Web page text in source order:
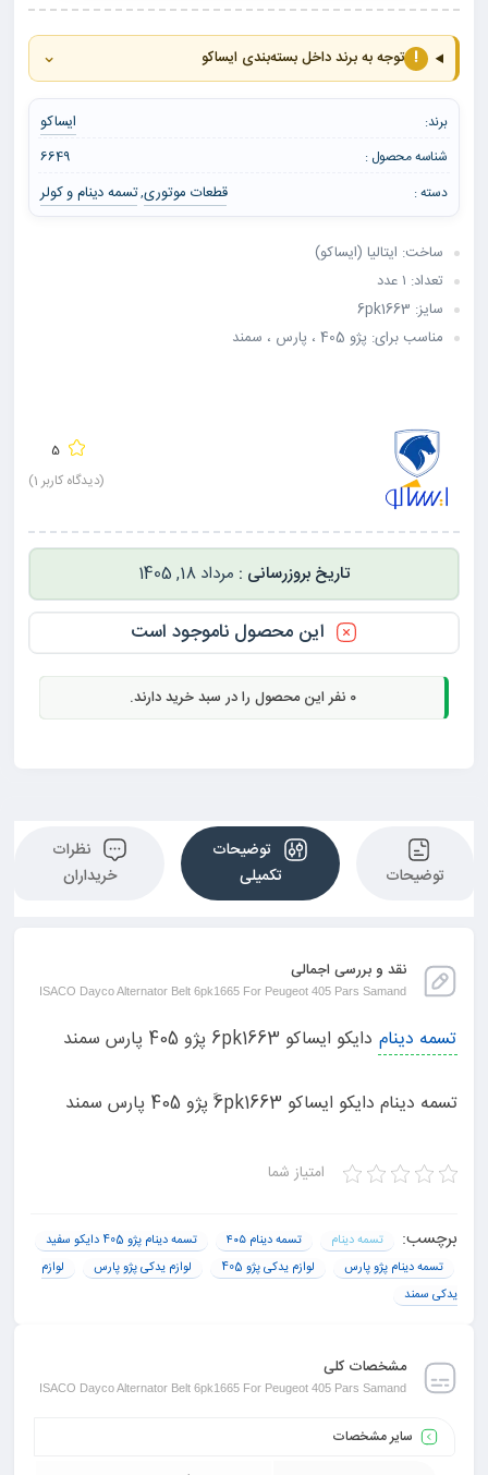
! توجه به برند داخل بسته‌بندی ایساکو ⌄
برند: ایساکو
شناسه محصول :
6649
دسته :
قطعات موتوری,تسمه دینام و کولر
ساخت: ایتالیا (ایساکو)
تعداد: ۱ عدد
سایز: 6pk1663
مناسب برای: پژو 405 ، پارس ، سمند
5
(دیدگاه کاربر 1
)
مرداد 18, 1405
این محصول ناموجود است
0 نفر این محصول را در سبد خرید دارند.
توضیحات
توضیحات
تکمیلی
نظرات
خریداران
نقد و بررسی اجمالی
ISACO Dayco Alternator Belt 6pk1665 For Peugeot 405 Pars Samand
تسمه دینام دایکو ایساکو 6pk1663 پژو 405 پارس سمند
تسمه دینام دایکو ایساکو 6ًَpk1663 پژو 405 پارس سمند
امتیاز شما
برچسب: تسمه دینام تسمه دینام ۴۰۵
تسمه دینام پژو 405 دایکو سفید
تسمه دینام پژو پارس
لوازم یدکی پژو 405 لوازم یدکی پژو پارس
لوازم
یدکی سمند
مشخصات کلی
ISACO Dayco Alternator Belt 6pk1665 For Peugeot 405 Pars Samand
سایر مشخصات